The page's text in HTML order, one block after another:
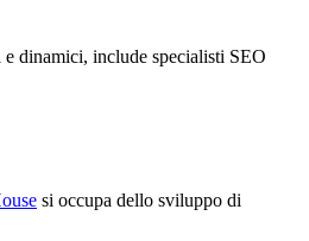
dinamici, include specialisti SEO
si occupa dello sviluppo di